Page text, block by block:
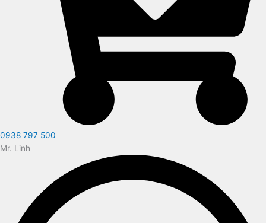
0938 797 500
Mr. Linh